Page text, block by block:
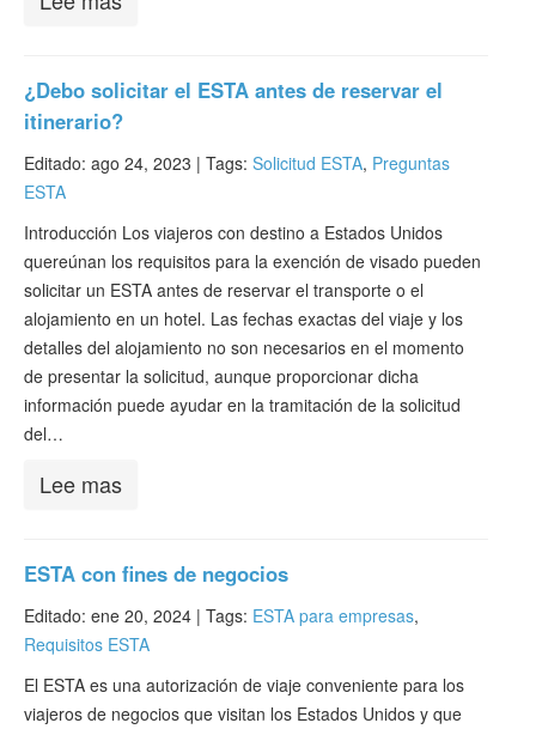
¿Debo solicitar el ESTA antes de reservar el
itinerario?
Editado: ago 24, 2023 | Tags: Solicitud ESTA, Preguntas
ESTA
Introducción Los viajeros con destino a Estados Unidos
quereúnan los requisitos para la exención de visado pueden
solicitar un ESTA antes de reservar el transporte o el
alojamiento en un hotel. Las fechas exactas del viaje y los
detalles del alojamiento no son necesarios en el momento
de presentar la solicitud, aunque proporcionar dicha
información puede ayudar en la tramitación de la solicitud
del…
Lee mas
ESTA con fines de negocios
Editado: ene 20, 2024 | Tags: ESTA para empresas,
Requisitos ESTA
El ESTA es una autorización de viaje conveniente para los
viajeros de negocios que visitan los Estados Unidos y que